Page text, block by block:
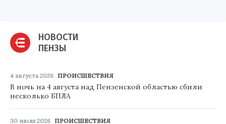
НОВОСТИ
ПЕНЗЫ
4 августа 2026 ПРОИСШЕСТВИЯ
В ночь на 4 августа над Пензенской областью сбили
несколько БПЛА
30 июля 2026 ПРОИСШЕСТВИЯ